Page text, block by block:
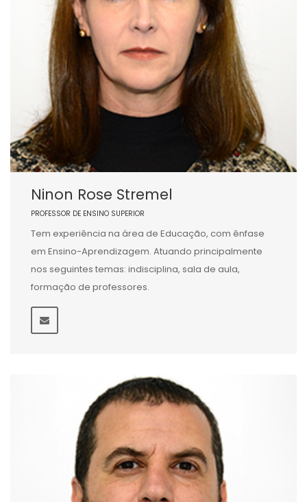
Ninon Rose Stremel
PROFESSOR DE ENSINO SUPERIOR
Tem experiência na área de Educação, com ênfase
em Ensino-Aprendizagem. Atuando principalmente
nos seguintes temas: indisciplina, sala de aula,
formação de professores.